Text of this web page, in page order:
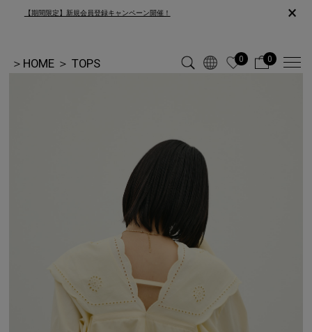
【期間限定】新規会員登録キャンペーン開催！ ×
＞ HOME ＞ TOPS 0 0